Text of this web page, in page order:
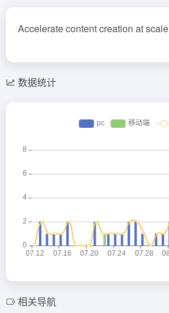
Accelerate content creation at scale
数据统计
相关导航